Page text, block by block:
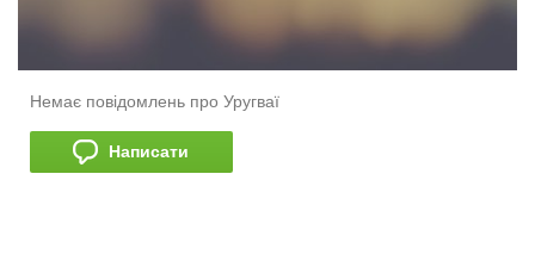
Немає повідомлень про Уругваї
Написати